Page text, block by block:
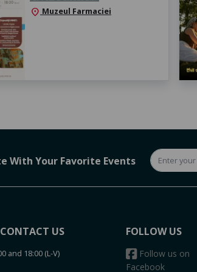
location_on Muzeul Farmaciei
With Your Favorite Events
US
and 18:00 (L-V)
FOLLOW US
Follow us on
Facebook